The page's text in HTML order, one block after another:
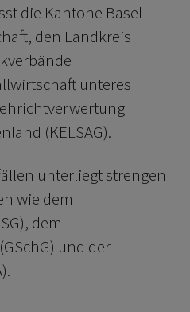
die Kantone Basel-
den Landkreis
unteres
(KELSAG).
unterliegt strengen
wie dem
dem
und der